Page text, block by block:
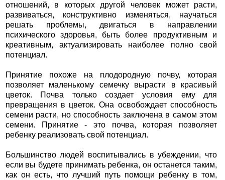
отношений, в которых другой человек может расти,
развиваться, конструктивно изменяться, научаться
решать проблемы, двигаться в направлении
психического здоровья, быть более продуктивным и
креативным, актуализировать наиболее полно свой
потенциал.
Принятие похоже на плодородную почву, которая
позволяет маленькому семечку вырасти в красивый
цветок. Почва только создает условия ему для
превращения в цветок. Она освобождает способность
семени расти, но способность заключена в самом этом
семени. Принятие - это почва, которая позволяет
ребенку реализовать свой потенциал.
Большинство людей воспитывались в убеждении, что
если вы будете принимать ребенка, он останется таким,
как он есть, что лучший путь помощи ребенку в том,